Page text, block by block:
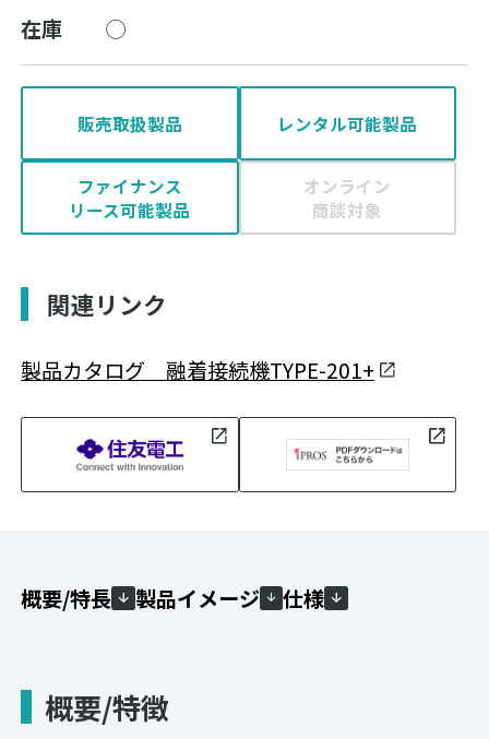
在庫 ◯
販売取扱製品 レンタル可能製品
ファイナンス
リース可能製品
オンライン
商談対象
関連リンク
製品カタログ 融着接続機TYPE-201+
概要/特長 製品イメージ 仕様
概要/特徴